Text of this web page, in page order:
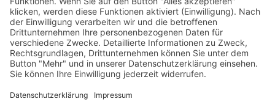
Datenschutz
Barrierefreiheit
FOLGE UNS AUF